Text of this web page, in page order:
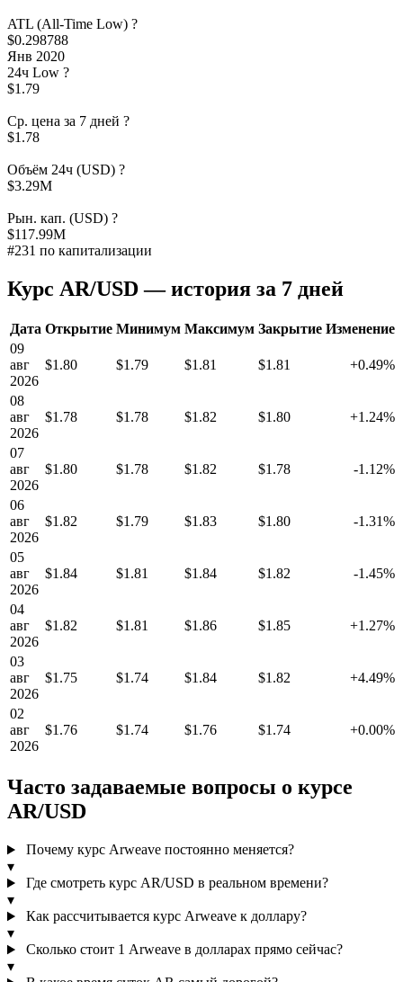
ATL (All-Time Low) ?
$0.298788
Янв 2020
24ч Low ?
$1.79
Ср. цена за 7 дней ?
$1.78
Объём 24ч (USD) ?
$3.29M
Рын. кап. (USD) ?
$117.99M
#231 по капитализации
Курс AR/USD — история за 7 дней
Дата Открытие Минимум Максимум Закрытие Изменение
09
авг
2026
$1.80 $1.79 $1.81 $1.81 +0.49%
08
авг
2026
$1.78 $1.78 $1.82 $1.80 +1.24%
07
авг
2026
$1.80 $1.78 $1.82 $1.78 -1.12%
06
авг
2026
$1.82 $1.79 $1.83 $1.80 -1.31%
05
авг
2026
$1.84 $1.81 $1.84 $1.82 -1.45%
04
авг
2026
$1.82 $1.81 $1.86 $1.85 +1.27%
03
авг
2026
$1.75 $1.74 $1.84 $1.82 +4.49%
02
авг
2026
$1.76 $1.74 $1.76 $1.74 +0.00%
Часто задаваемые вопросы о курсе
AR/USD
Почему курс Arweave постоянно меняется?
▾
Где смотреть курс AR/USD в реальном времени?
▾
Как рассчитывается курс Arweave к доллару?
▾
Сколько стоит 1 Arweave в долларах прямо сейчас?
▾